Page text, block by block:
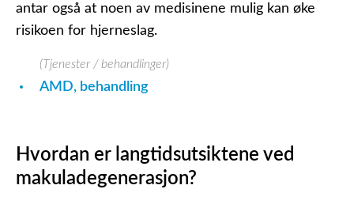
antar også at noen av medisinene mulig kan øke
risikoen for hjerneslag.
(Tjenester / behandlinger)
AMD, behandling
Hvordan er langtidsutsiktene ved
makuladegenerasjon?